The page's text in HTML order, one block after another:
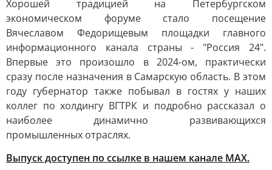
Хорошей традицией на Петербургском
экономическом форуме стало посещение
Вячеславом Федорищевым площадки главного
информационного канала страны - "Россия 24".
Впервые это произошло в 2024-ом, практически
сразу после назначения в Самарскую область. В этом
году губернатор также побывал в гостях у наших
коллег по холдингу ВГТРК и подробно рассказал о
наиболее динамично развивающихся
промышленных отраслях.
Выпуск доступен по ссылке в нашем канале МАХ.